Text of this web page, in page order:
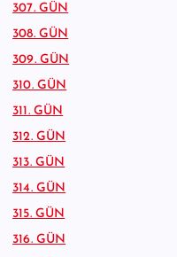
307. GÜN
308. GÜN
309. GÜN
310. GÜN
311. GÜN
312. GÜN
313. GÜN
314. GÜN
315. GÜN
316. GÜN